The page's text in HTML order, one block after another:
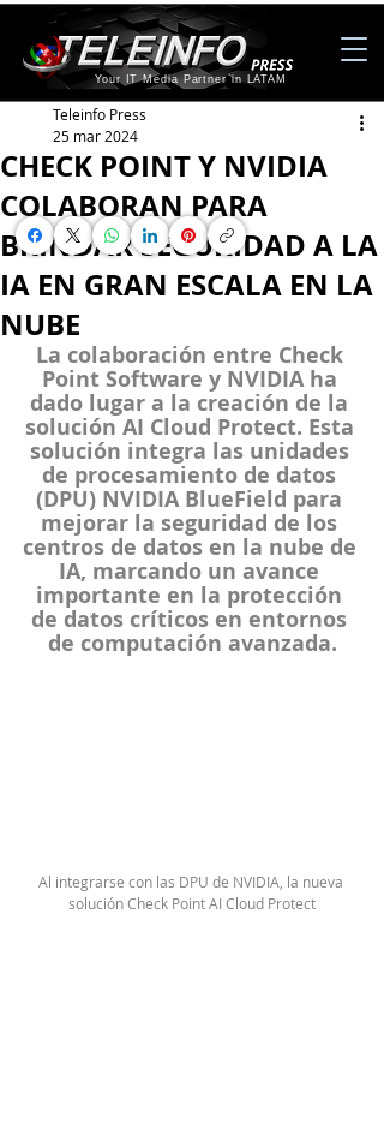
Your IT Media Partner in LATAM
CHECK POINT Y NVIDIA
COLABORAN PARA
BRINDAR SEGURIDAD A LA
IA EN GRAN ESCALA EN LA
NUBE
Teleinfo Press
25 mar 2024
La colaboración entre Check
Point Software y NVIDIA ha
dado lugar a la creación de la
solución AI Cloud Protect. Esta
solución integra las unidades
de procesamiento de datos
(DPU) NVIDIA BlueField para
mejorar la seguridad de los
centros de datos en la nube de
IA, marcando un avance
importante en la protección
de datos críticos en entornos
de computación avanzada.
Al integrarse con las DPU de NVIDIA, la nueva
solución Check Point AI Cloud Protect